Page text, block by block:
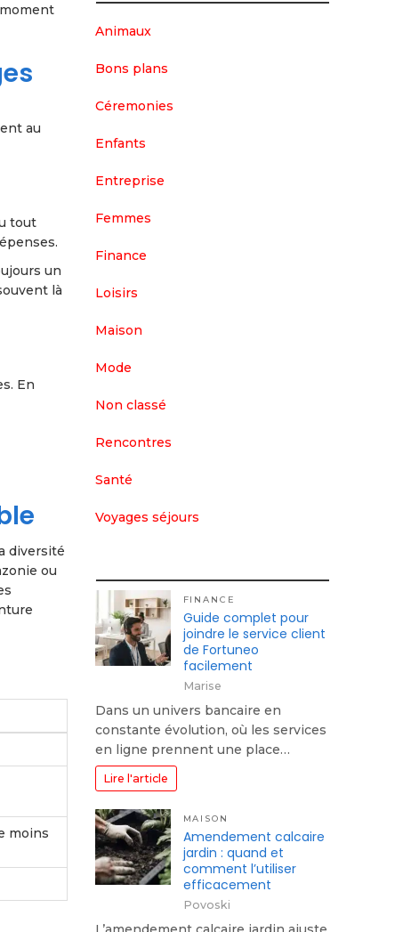
au
tout
un
là
En
diversité
ou
moins
Animaux
Bons plans
Céremonies
Enfants
Entreprise
Femmes
Finance
Loisirs
Maison
Mode
Non classé
Rencontres
Santé
Voyages séjours
FINANCE
Guide complet pour
joindre le service client
de Fortuneo
facilement
Marise
Dans un univers bancaire en
constante évolution, où les services
en ligne prennent une place…
Lire l'article
MAISON
Amendement calcaire
jardin : quand et
comment l’utiliser
efficacement
Povoski